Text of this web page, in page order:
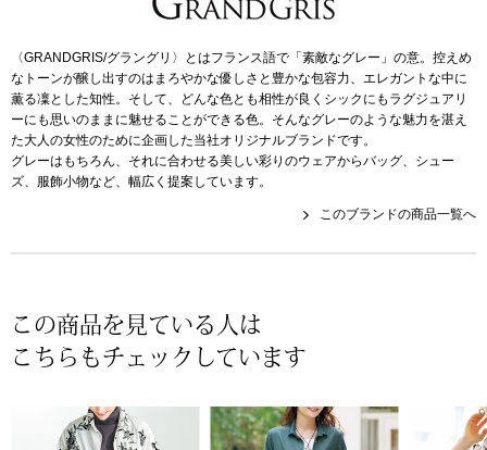
セイコー〉マウリッツハイス美術館公認フェ
ルメールオマージュウオッチ
スカーフ／ス
手袋
靴下
その他
〈GRANDGRIS/グラングリ〉とはフランス語で「素敵なグレー」の意。控えめ
なトーンが醸し出すのはまろやかな優しさと豊かな包容力、エレガントな中に
薫る凜とした知性。そして、どんな色とも相性が良くシックにもラグジュアリ
ーにも思いのままに魅せることができる色。そんなグレーのような魅力を湛え
た大人の女性のために企画した当社オリジナルブランドです。
グレーはもちろん、それに合わせる美しい彩りのウェアからバッグ、シュー
ズ、服飾小物など、幅広く提案しています。
このブランドの商品一覧へ
この商品を見ている人は
こちらもチェックしています